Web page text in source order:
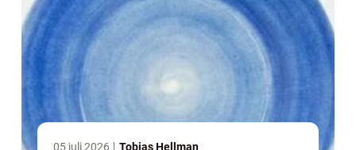
05 juli 2026 Tobias Hellman